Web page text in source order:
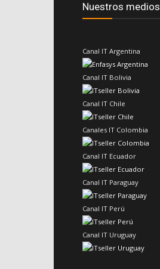
Nuestros medios
Canal IT Argentina
Canal IT Bolivia
Canal IT Chile
Canales IT Colombia
Canal IT Ecuador
Canal IT Paraguay
Canal IT Perú
Canal IT Uruguay